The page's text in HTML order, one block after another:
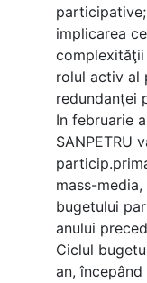
participative;
implicarea
rolul activ al
redundanţei
In februarie
SANPETRU
mass-
bugetului
anului
Ciclul
an,